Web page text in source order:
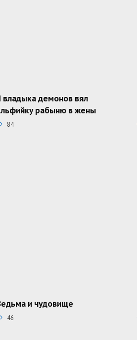
владыка демонов вял
рабыню в жены
84
и чудовище
46